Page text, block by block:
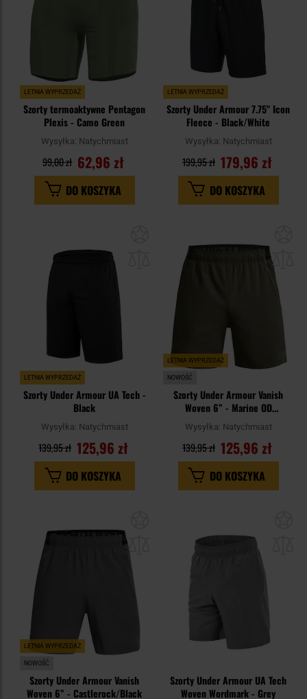
LETNIA WYPRZEDAŻ
Szorty termoaktywne Pentagon
Plexis - Camo Green
Wysyłka: Natychmiast
62,96 zł
99,00 zł
DO KOSZYKA
LETNIA WYPRZEDAŻ
Szorty Under Armour 7.75" Icon
Fleece - Black/White
Wysyłka: Natychmiast
179,96 zł
199,95 zł
DO KOSZYKA
schowka
LETNIA WYPRZEDAŻ
Szorty Under Armour UA Tech -
Black
Wysyłka: Natychmiast
125,96 zł
139,95 zł
DO KOSZYKA
LETNIA WYPRZEDAŻ
NOWOŚĆ
Szorty Under Armour Vanish
Woven 6” - Marine OD
Green/Black
Wysyłka: Natychmiast
125,96 zł
139,95 zł
DO KOSZYKA
schowka
LETNIA WYPRZEDAŻ
NOWOŚĆ
Szorty Under Armour Vanish
Woven 6” - Castlerock/Black
Szorty Under Armour UA Tech
Woven Wordmark - Grey